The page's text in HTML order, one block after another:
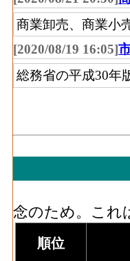
総額(2016)
プラスチック･
燃料、電力使用
(2016)
荷額等(2016)
値額(2016)
プラスチック･
資産年末現在高
払額
家具装備品･原
品製造業 の燃料
家具装備品･製
家具装備品･有
パルプ紙･事業所
パルプ紙･従業者
商業卸売、商業小
[2020/08/19 16:05]
総務省の平成30年
念のため。これ
順位